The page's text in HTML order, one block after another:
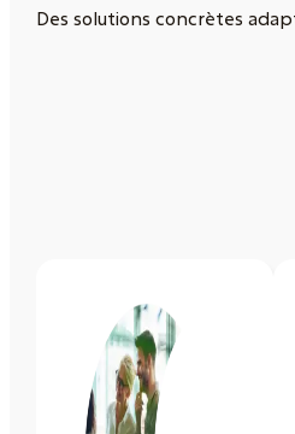
Des solutions concrètes